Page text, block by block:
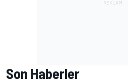
Son Haberler